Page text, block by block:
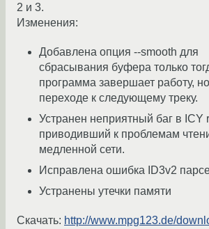
2 и 3.
Изменения:
Добавлена опция --smooth для
сбрасывания буфера только
программа завершает работу,
переходе к следующему треку.
Устранен неприятный баг в ICY
приводивший к проблемам
медленной сети.
Исправлена ошибка ID3v2
Устранены утечки памяти
Скачать: http://www.mpg123.de/